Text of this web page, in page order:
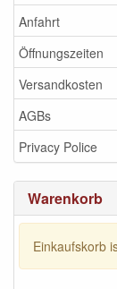
Anfahrt
Öffnungszeiten
Versandkosten
AGBs
Privacy Police
Warenkorb
Einkaufskorb